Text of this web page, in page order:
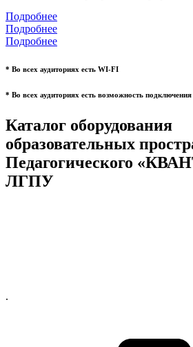
Подробнее
Подробнее
Подробнее
* Во всех аудиториях есть WI-FI
* Во всех аудиториях есть возможность
Каталог оборудования
образовательных
Педагогического
ЛГПУ
.